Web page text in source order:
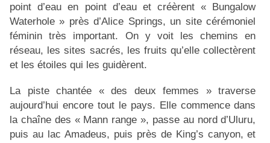
point d’eau en point d’eau et créèrent « Bungalow
Waterhole » près d’Alice Springs, un site cérémoniel
féminin très important. On y voit les chemins en
réseau, les sites sacrés, les fruits qu’elle collectèrent
et les étoiles qui les guidèrent.
La piste chantée « des deux femmes » traverse
aujourd’hui encore tout le pays. Elle commence dans
la chaîne des « Mann range », passe au nord d’Uluru,
puis au lac Amadeus, puis près de King’s canyon, et